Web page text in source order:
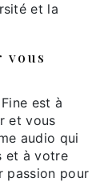
et la
vous
est à
et vous
audio qui
et à votre
passion pour